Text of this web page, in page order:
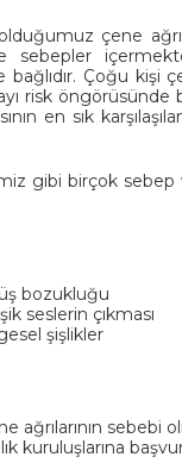
çene
sebepler
Çoğu kişi
risk
en sık
gibi birçok
bozukluğu
seslerin çıkması
şişlikler
sebebi